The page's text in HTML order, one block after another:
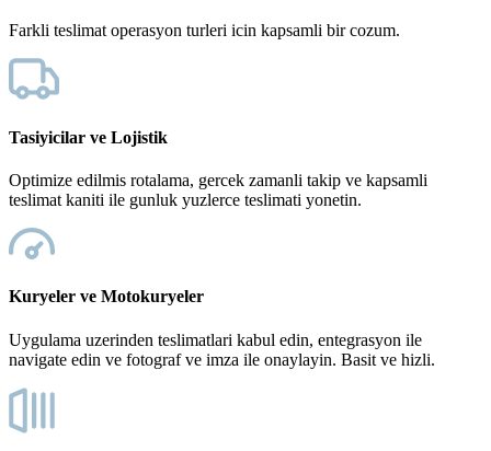
Farkli teslimat operasyon turleri icin kapsamli bir cozum.
Tasiyicilar ve Lojistik
Optimize edilmis rotalama, gercek zamanli takip ve kapsamli
teslimat kaniti ile gunluk yuzlerce teslimati yonetin.
Kuryeler ve Motokuryeler
Uygulama uzerinden teslimatlari kabul edin, entegrasyon ile
navigate edin ve fotograf ve imza ile onaylayin. Basit ve hizli.